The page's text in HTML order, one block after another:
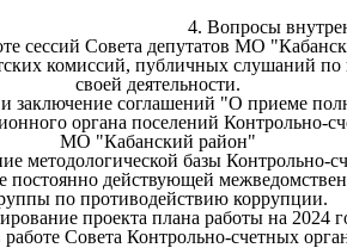
4. Вопросы
сессий Совета депутатов МО
комиссий, публичных слушаний по
своей деятельности.
заключение соглашений "О приеме
органа поселений Контрольно-
МО "Кабанский район"
методологической базы Контрольно-
постоянно действующей
по противодействию коррупции.
проекта плана работы на 2024
работе Совета Контрольно-счетных